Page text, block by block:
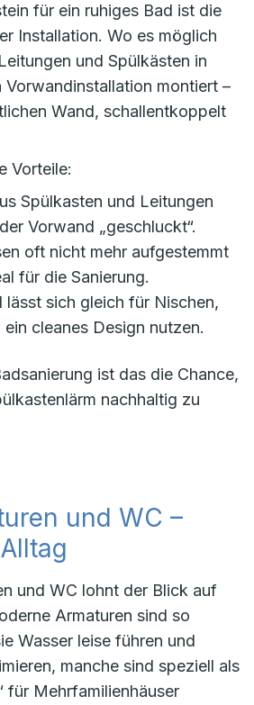
für ein ruhiges Bad ist die
Installation. Wo es möglich
und Spülkästen in
Vorwandinstallation montiert –
Wand, schallentkoppelt
Vorteile:
Spülkasten und Leitungen
Vorwand „geschluckt“.
oft nicht mehr aufgestemmt
für die Sanierung.
lässt sich gleich für Nischen,
cleanes Design nutzen.
ist das die Chance,
nachhaltig zu
und WC –
und WC lohnt der Blick auf
Armaturen sind so
Wasser leise führen und
manche sind speziell als
für Mehrfamilienhäuser